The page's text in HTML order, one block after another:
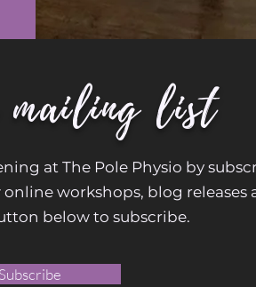
mailing list
at The Pole Physio by
workshops, blog releases
below to subscribe.
Subscribe